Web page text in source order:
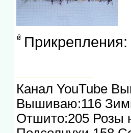
Прикрепления:
Канал YouTube
Вышиваю:116
Отшито:205 Розы